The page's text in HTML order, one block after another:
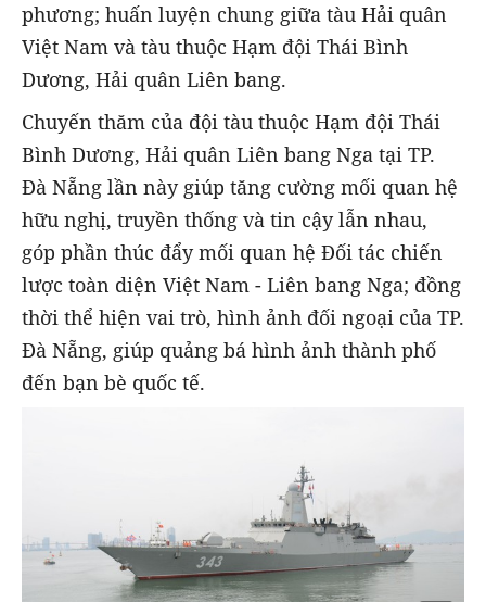
phương; huấn luyện chung giữa tàu Hải quân
Việt Nam và tàu thuộc Hạm đội Thái Bình
Dương, Hải quân Liên bang.
Chuyến thăm của đội tàu thuộc Hạm đội Thái
Bình Dương, Hải quân Liên bang Nga tại TP.
Đà Nẵng lần này giúp tăng cường mối quan hệ
hữu nghị, truyền thống và tin cậy lẫn nhau,
góp phần thúc đẩy mối quan hệ Đối tác chiến
lược toàn diện Việt Nam - Liên bang Nga; đồng
thời thể hiện vai trò, hình ảnh đối ngoại của TP.
Đà Nẵng, giúp quảng bá hình ảnh thành phố
đến bạn bè quốc tế.